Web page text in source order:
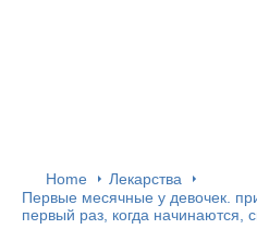
Home
Лекарства
Первые месячные у девочек.
первый раз, когда начинаются,